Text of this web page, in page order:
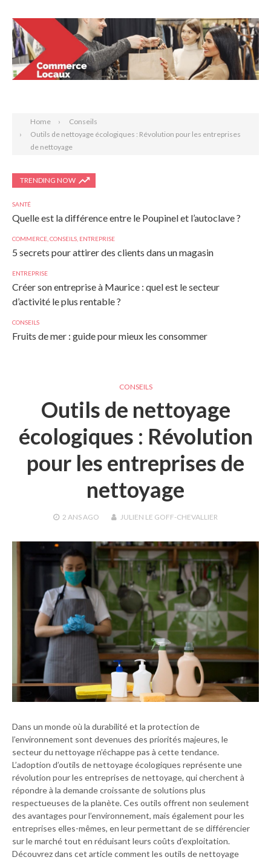
Home
Conseils
Outils de nettoyage écologiques : Révolution pour les entreprises
de nettoyage
TRENDING NOW
SANTÉ
Quelle est la différence entre le Poupinel et l’autoclave ?
COMMERCE CONSEILS ENTREPRISE
5 secrets pour attirer des clients dans un magasin
ENTREPRISE
Créer son entreprise à Maurice : quel est le secteur
d’activité le plus rentable ?
CONSEILS
Fruits de mer : guide pour mieux les consommer
CONSEILS
Outils de nettoyage
écologiques : Révolution
pour les entreprises de
nettoyage
2 ANSAGO JULIEN LE GOFF-CHEVALLIER
Dans un monde où la durabilité et la protection de
l’environnement sont devenues des priorités majeures, le
secteur du nettoyage n’échappe pas à cette tendance.
L’adoption d’outils de nettoyage écologiques représente une
révolution pour les entreprises de nettoyage, qui cherchent à
répondre à la demande croissante de solutions plus
respectueuses de la planète. Ces outils offrent non seulement
des avantages pour l’environnement, mais également pour les
entreprises elles-mêmes, en leur permettant de se différencier
sur le marché tout en réduisant leurs coûts d’exploitation.
Découvrez dans cet article comment les outils de nettoyage